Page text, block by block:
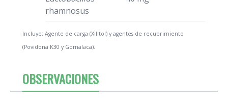
rhamnosus
Incluye: Agente de carga (Xilitol) y agentes de recubrimiento
(Povidona K30 y Gomalaca).
OBSERVACIONES